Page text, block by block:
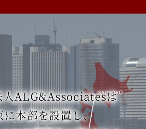
人ALG&Associatesは
に本部を設置し、